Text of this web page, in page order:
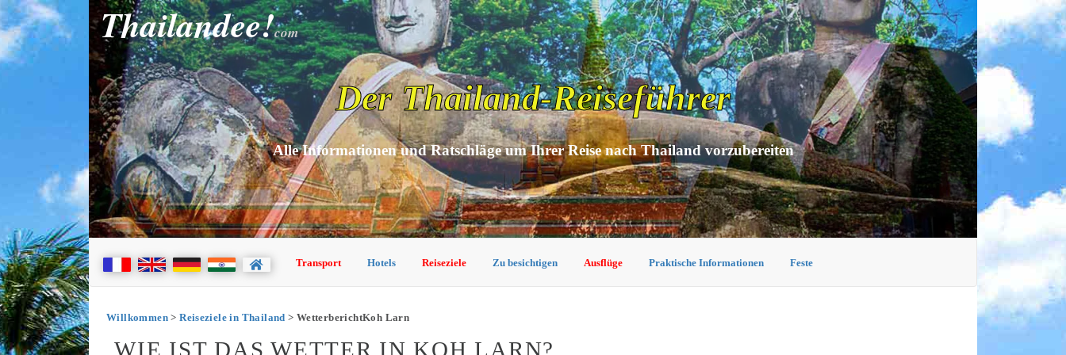
Thailandee!com
Der Thailand-Reiseführer
Alle Informationen und Ratschläge um Ihrer Reise nach Thailand vorzubereiten
Transport Hotels Reiseziele Zu besichtigen Ausflüge Praktische Informationen Feste
Willkommen>Reiseziele in Thailand > WetterberichtKoh Larn
WIE IST DAS WETTER IN KOH LARN?